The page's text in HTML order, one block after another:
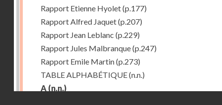
Rapport Etienne Hyolet(p.177)
Rapport Alfred Jaquet(p.207)
Rapport Jean Leblanc (p.229)
Rapport Jules Malbranque(p.247)
Rapport Emile Martin(p.273)
TABLE ALPHABÉTIQUE(n.n.)
A (n.n.)